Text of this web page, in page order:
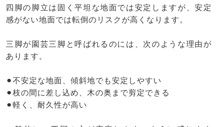
四脚の脚立は固く平坦な地面では安定しますが、安定
感がない地面では転倒のリスクが高くなります。
三脚が園芸三脚と呼ばれるのには、次のような理由が
あります。
⚫︎不安定な地面、傾斜地でも安定しやすい
⚫︎枝の間に差し込め、木の奥まで剪定できる
⚫︎軽く、耐久性が高い